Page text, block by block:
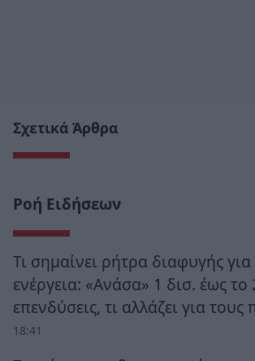
Σχετικά Άρθρα
Ροή Ειδήσεων
Τι σημαίνει ρήτρα διαφυγής για
ενέργεια: «Ανάσα» 1 δισ. έως το
επενδύσεις, τι αλλάζει για τους
18:41